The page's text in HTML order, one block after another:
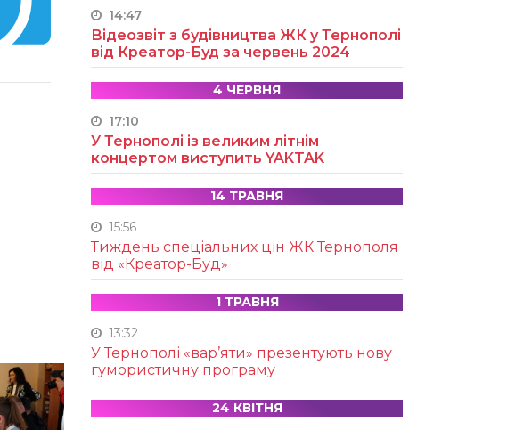
14:47
Відеозвіт з будівництва ЖК у Тернополі
від Креатор-Буд за червень 2024
4 ЧЕРВНЯ
17:10
У Тернополі із великим літнім
концертом виступить YAKTAK
14 ТРАВНЯ
15:56
Тиждень спеціальних цін ЖК Тернополя
від «Креатор-Буд»
1 ТРАВНЯ
13:32
У Тернополі «вар’яти» презентують нову
гумористичну програму
24 КВІТНЯ